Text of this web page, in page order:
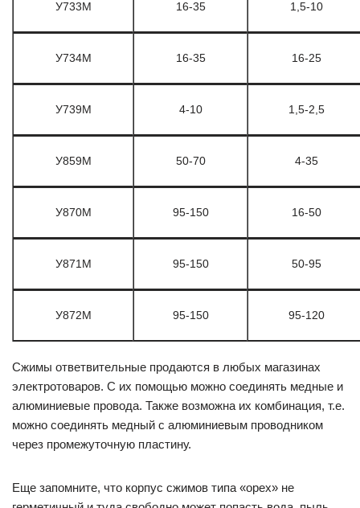
У733М 16-35 1,5-10
У734М 16-35 16-25
У739М 4-10 1,5-2,5
У859М 50-70 4-35
У870М 95-150 16-50
У871М 95-150 50-95
У872М 95-150 95-120
Сжимы ответвительные продаются в любых магазинах
электротоваров. С их помощью можно соединять медные и
алюминиевые провода. Также возможна их комбинация, т.е.
можно соединять медный с алюминиевым проводником
через промежуточную пластину.
Еще запомните, что корпус сжимов типа «орех» не